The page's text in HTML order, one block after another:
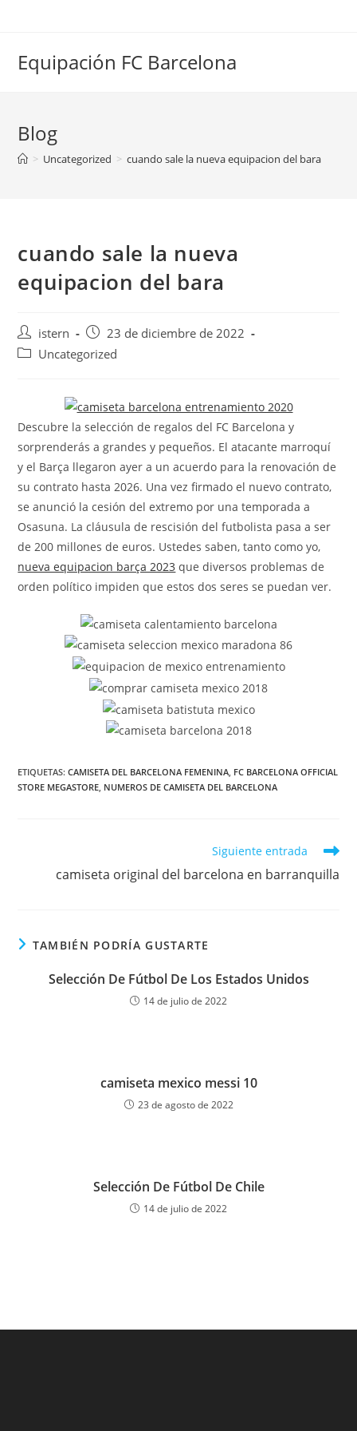
Equipación FC Barcelona
Blog
> Uncategorized > cuando sale la nueva equipacion del bara
cuando sale la nueva
equipacion del bara
Autor
de
istern
Publicación
de
23 de diciembre de 2022
Categoría
Uncategorized
Descubre la selección de regalos del FC Barcelona y
sorprenderás a grandes y pequeños. El atacante marroquí
y el Barça llegaron ayer a un acuerdo para la renovación de
su contrato hasta 2026. Una vez firmado el nuevo contrato,
se anunció la cesión del extremo por una temporada a
Osasuna. La cláusula de rescisión del futbolista pasa a ser
de 200 millones de euros. Ustedes saben, tanto como yo,
nueva equipacion barça 2023 que diversos problemas de
orden político impiden que estos dos seres se puedan ver.
ETIQUETAS:CAMISETA DEL BARCELONA FEMENINA, FC BARCELONA OFFICIAL
STORE MEGASTORE, NUMEROS DE CAMISETA DEL BARCELONA
artículos
Siguiente entrada
camiseta original del barcelona en barranquilla
TAMBIÉN PODRÍA GUSTARTE
Selección De Fútbol De Los Estados Unidos
14 de julio de 2022
camiseta mexico messi 10
23 de agosto de 2022
Selección De Fútbol De Chile
14 de julio de 2022